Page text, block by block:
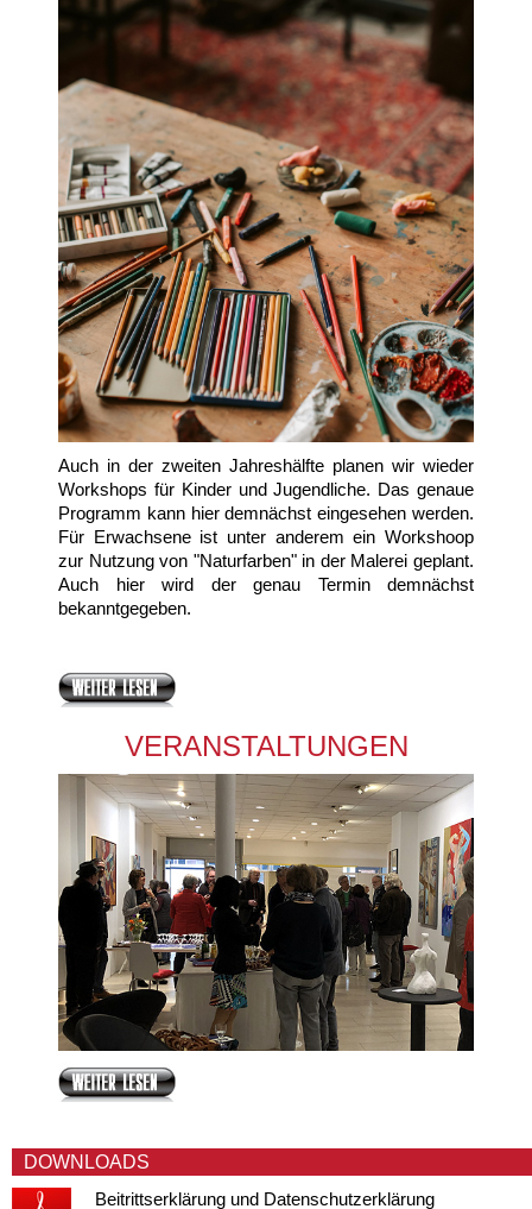
Auch in der zweiten Jahreshälfte planen wir wieder
Workshops für Kinder und Jugendliche. Das genaue
Programm kann hier demnächst eingesehen werden.
Für Erwachsene ist unter anderem ein Workshoop
zur Nutzung von "Naturfarben" in der Malerei geplant.
Auch hier wird der genau Termin demnächst
bekanntgegeben.
VERANSTALTUNGEN
DOWNLOADS
Beitrittserklärung und Datenschutzerklärung